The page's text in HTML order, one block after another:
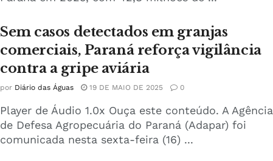
Sem casos detectados em granjas
comerciais, Paraná reforça vigilância
contra a gripe aviária
por Diário das Águas 19 DE MAIO DE 2025 0
Player de Áudio 1.0x Ouça este conteúdo. A Agência
de Defesa Agropecuária do Paraná (Adapar) foi
comunicada nesta sexta-feira (16) ...